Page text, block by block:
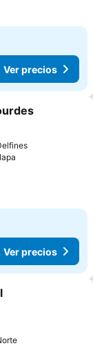
Ver precios
Ver precios